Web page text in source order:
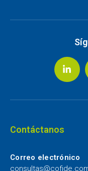
Contáctanos
Correo electrónico